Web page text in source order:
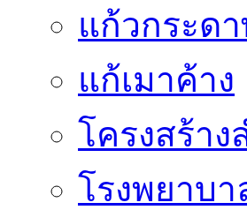
แก้วกระด
แก้เมาค้าง
โครงสร้าง
โรงพยาบา